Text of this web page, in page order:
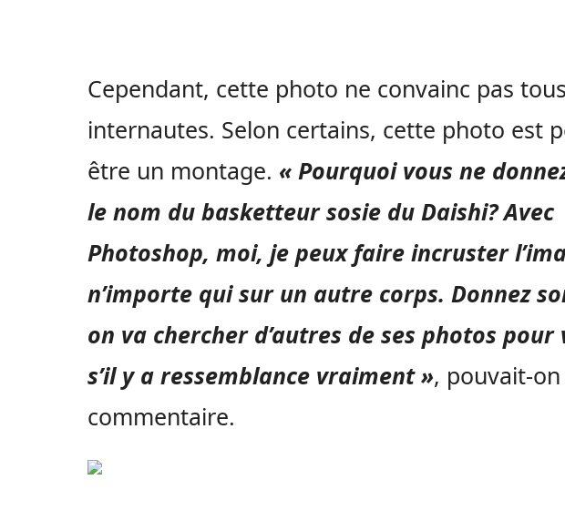
Cependant, cette photo ne convainc pas
internautes. Selon certains, cette photo est
être un montage. « Pourquoi vous ne
le nom du basketteur sosie du Daishi? Avec
Photoshop, moi, je peux faire incruster
n’importe qui sur un autre corps. Donnez
on va chercher d’autres de ses photos pour
s’il y a ressemblance vraiment», pouvait-
commentaire.